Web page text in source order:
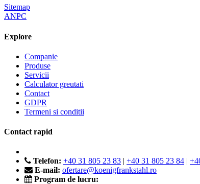
Sitemap
ANPC
Explore
Companie
Produse
Servicii
Calculator greutati
Contact
GDPR
Termeni si conditii
Contact rapid
Telefon: +40 31 805 23 83 | +40 31 805 23 84 |
E-mail: ofertare@koenigfrankstahl.ro
Program de lucru: